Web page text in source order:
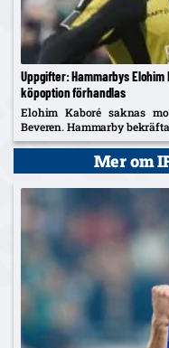
Uppgifter: Hammarbys
köpoption förhandlas
Elohim Kaboré saknas
Beveren. Hammarby
Mer om